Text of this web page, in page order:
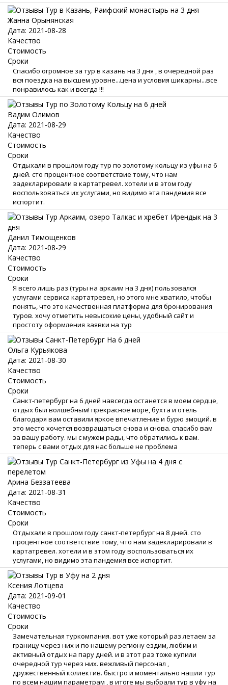
Жанна Орынянская
Дата: 2021-08-28
Качество
Стоимость
Сроки
Спасибо огромное за тур в казань на 3 дня , в очередной раз
вся поездка на высшем уровне...цена и условия шикарны...все
понравилось как и всегда !!!
Вадим Олимов
Дата: 2021-08-29
Качество
Стоимость
Сроки
Отдыхали в прошлом году тур по золотому кольцу из уфы на 6
дней. сто процентное соответствие тому, что нам
задекларировали в картатревел. хотели и в этом году
воспользоваться их услугами, но видимо эта пандемия все
испортит.
Данил Тимощенков
Дата: 2021-08-29
Качество
Стоимость
Сроки
Я всего лишь раз (туры на аркаим на 3 дня) пользовался
услугами сервиса картатревел, но этого мне хватило, чтобы
понять, что это качественная платформа для бронирования
туров. хочу отметить невысокие цены, удобный сайт и
простоту оформления заявки на тур
Ольга Курьякова
Дата: 2021-08-30
Качество
Стоимость
Сроки
Санкт-петербург на 6 дней навсегда останется в моем сердце,
отдых был волшебным! прекрасное море, бухта и отель
благодаря вам оставили яркое впечатление и бурю эмоций. в
это место хочется возвращаться снова и снова. спасибо вам
за вашу работу. мы с мужем рады, что обратились к вам.
теперь с вами отдых для нас больше не проблема
Арина Беззатеева
Дата: 2021-08-31
Качество
Стоимость
Сроки
Отдыхали в прошлом году санкт-петербург на 8 дней. сто
процентное соответствие тому, что нам задекларировали в
картатревел. хотели и в этом году воспользоваться их
услугами, но видимо эта пандемия все испортит.
Ксения Лотцева
Дата: 2021-09-01
Качество
Стоимость
Сроки
Замечательная туркомпания. вот уже который раз летаем за
границу через них и по нашему региону ездим, любим и
активный отдых на пару дней. и в этот раз тоже купили
очередной тур через них. вежливый персонал ,
дружественный коллектив. быстро и моментально нашли тур
по всем нашим параметрам , в итоге мы выбрали тур в уфу на